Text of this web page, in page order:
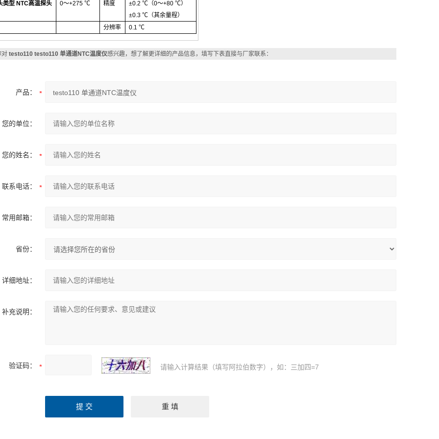
类型 NTC高温探头 0～+275℃ 精度 ±0.2℃ （0～+80℃）
±0.3℃ （其余量程）
分辨率
0.1℃
testo110 testo110 单通道NTC温度仪感兴趣，想了解更详细的产品信息，填写下表直接与厂家联系：
产品：
您的单位：
您的姓名：
联系电话：
常用邮箱：
省份：
详细地址：
补充说明：
验证码： 请输入计算结果（填写阿拉伯数字），如：三加四=7